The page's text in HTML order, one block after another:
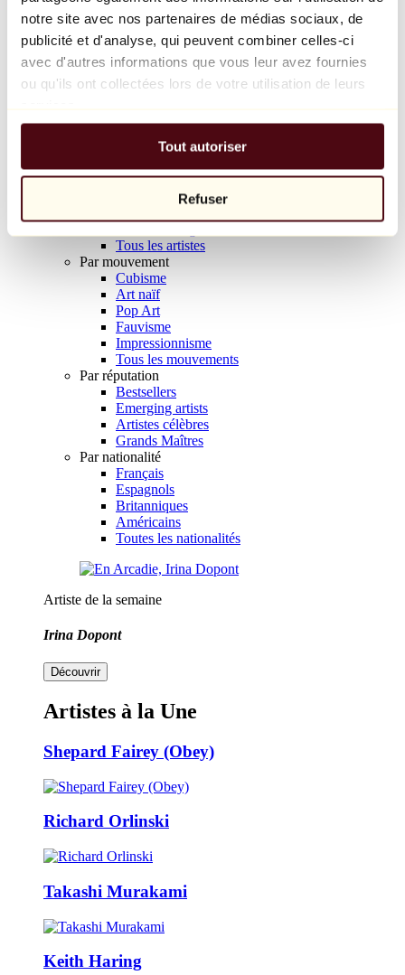
notre site avec nos partenaires de médias sociaux, de
publicité et d'analyse, qui peuvent combiner celles-ci
avec d'autres informations que vous leur avez fournies
ou qu'ils ont collectées lors de votre utilisation de leurs
Tout autoriser
Refuser
Balloon Dog (Orange)
Jeff Koons
10 000 €
Parcourir
Tous les sculpteurs
Tous les photographes
Tous les artistes
Par mouvement
Cubisme
Art naïf
Pop Art
Fauvisme
Impressionnisme
Tous les mouvements
Par réputation
Bestsellers
Emerging artists
Artistes célèbres
Grands Maîtres
Par nationalité
Français
Espagnols
Britanniques
Américains
Toutes les nationalités
Artiste de la semaine
Irina Dopont
Découvrir
Artistes à la Une
Shepard Fairey (Obey)
Richard Orlinski
Takashi Murakami
Keith Haring